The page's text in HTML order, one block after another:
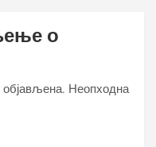
о
Неопходна